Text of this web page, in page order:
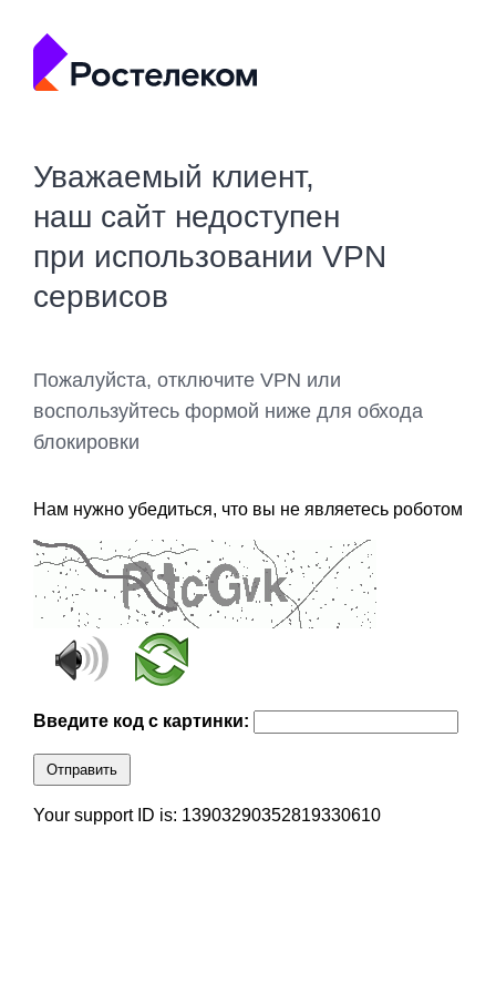
Уважаемый клиент,
наш сайт недоступен
при использовании VPN
сервисов
Пожалуйста, отключите VPN или
воспользуйтесь формой ниже для обхода
блокировки
Нам нужно убедиться, что вы не являетесь роботом
Введите код с картинки:
Отправить
Your support ID is: 13903290352819330610